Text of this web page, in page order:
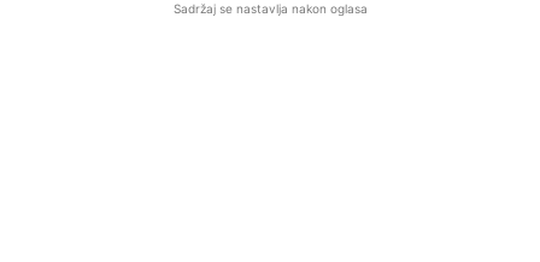
Sadržaj se nastavlja nakon oglasa